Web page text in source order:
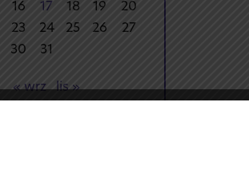
16 17 18 19
20
23 24 25 26
27
30 31
« wrz lis »